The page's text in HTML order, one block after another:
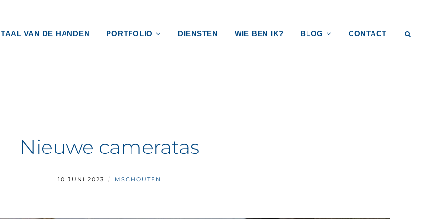
VAN DE HANDEN PORTFOLIO DIENSTEN WIE BEN IK? BLOG CONTACT
Nieuwe cameratas
POSTED
10 JUNI 2023 BY
MSCHOUTEN